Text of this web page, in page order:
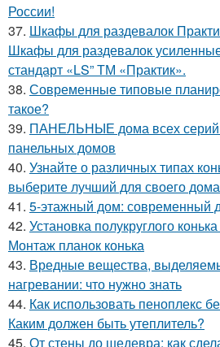
России!
37. Шкафы для раздевалок
Шкафы для раздевалок
стандарт «LS” ТМ «Практик».
38. Современные типовые
такое?
39. ПАНЕЛЬНЫЕ дома всех
панельных домов
40. Узнайте о различных типах
выберите лучший для своего дома
41. 5-этажный дом: современный
42. Установка полукруглого
Монтаж планок конька
43. Вредные вещества,
нагревании: что нужно знать
44. Как использовать пеноплекс
Каким должен быть утеплитель?
45. От стены до шедевра: как